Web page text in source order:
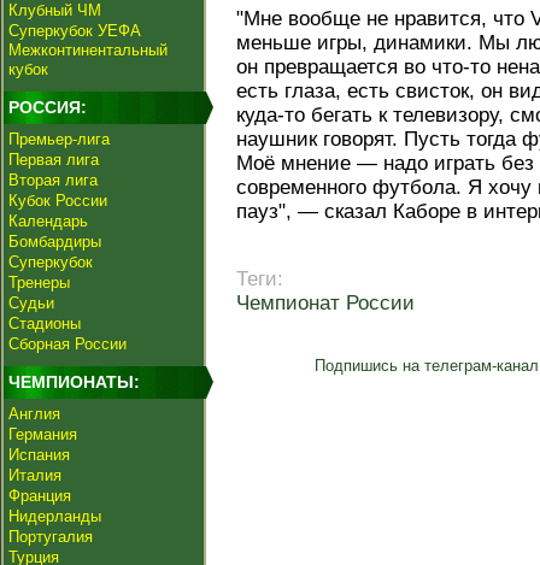
Клубный ЧМ
Суперкубок УЕФА
Межконтинентальный
кубок
РОССИЯ:
Премьер-лига
Первая лига
Вторая лига
Кубок России
Календарь
Бомбардиры
Суперкубок
Тренеры
Судьи
Стадионы
Сборная России
ЧЕМПИОНАТЫ:
Англия
Германия
Испания
Италия
Франция
Нидерланды
Португалия
Турция
"Мне вообще не нравится, что
меньше игры, динамики. Мы
он превращается во что-то
есть глаза, есть свисток, он
куда-то бегать к телевизору,
наушник говорят. Пусть тогда
Моё мнение — надо играть
современного футбола. Я
пауз", — сказал Каборе в
Теги:
Чемпионат России
Подпишись на телеграм-